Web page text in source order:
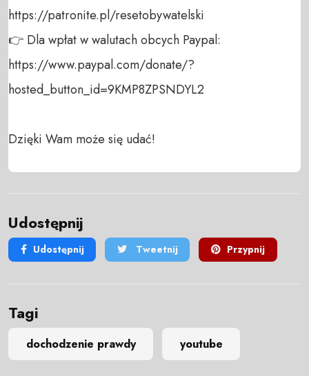
https://patronite.pl/resetobywatelski
👉 Dla wpłat w walutach obcych Paypal:
https://www.paypal.com/donate/?
hosted_button_id=9KMP8ZPSNDYL2
Dzięki Wam może się udać!
Udostępnij
Udostępnij Tweetnij Przypnij
Tagi
dochodzenie prawdy youtube